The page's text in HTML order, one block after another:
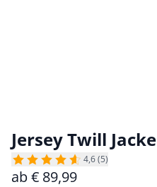
Jersey Twill Jacke
4,6 (5)
ab€ 89,99